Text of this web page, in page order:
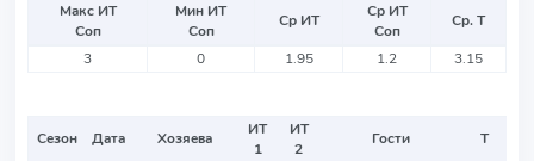
Макс ИТ
Соп
Мин ИТ
Соп
Ср ИТ
Ср ИТ
Соп
Ср. Т
3
0 1.95 1.2 3.15
Сезон Дата Хозяева
ИТ
1
ИТ
2
Гости Т